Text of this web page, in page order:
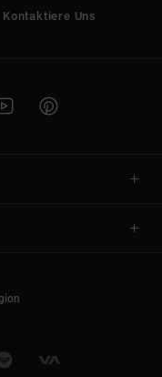
Kontaktiere Uns